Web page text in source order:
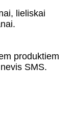
lieliskai
produktiem
SMS.